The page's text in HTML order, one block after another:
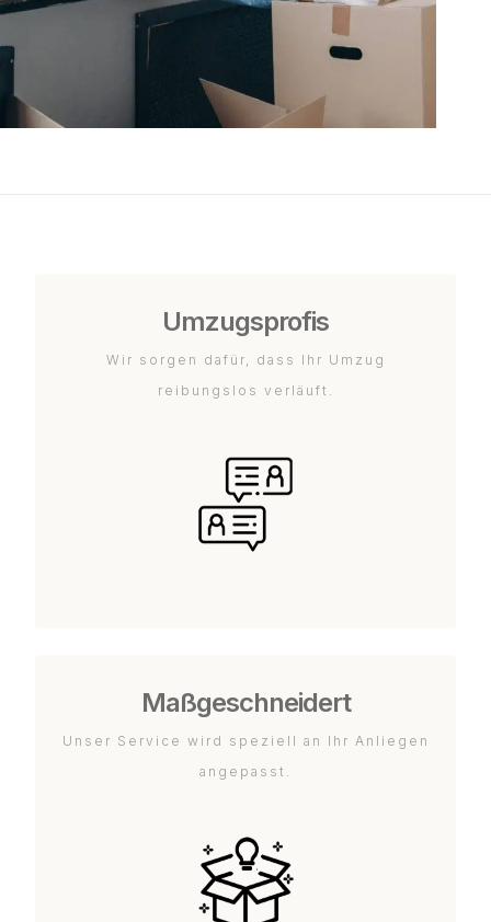
Umzugsprofis
Wir sorgen dafür, dass Ihr Umzug
reibungslos verläuft.
Maßgeschneidert
Unser Service wird speziell an Ihr Anliegen
angepasst.